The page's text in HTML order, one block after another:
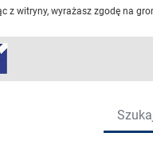
witryny, wyrażasz zgodę na